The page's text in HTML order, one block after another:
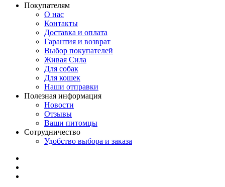
Покупателям
О нас
Контакты
Доставка и оплата
Гарантия и возврат
Выбор покупателей
Живая Сила
Для собак
Для кошек
Наши отправки
Полезная информация
Новости
Отзывы
Ваши питомцы
Сотрудничество
Удобство выбора и заказа